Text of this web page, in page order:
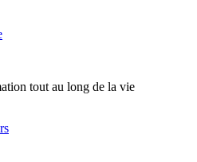
tout au long de la vie